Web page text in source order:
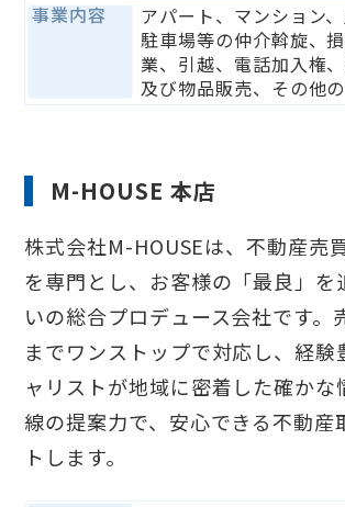
事業内容
アパート、マンション、
駐車場等の仲介斡旋、
業、引越、電話加入権
及び物品販売、その他
M-HOUSE 本店
株式会社M-HOUSEは、不動産売
を専門とし、お客様の「最良」を
いの総合プロデュース会社です。
までワンストップで対応し、経験
ャリストが地域に密着した確かな
線の提案力で、安心できる不動産
トします。